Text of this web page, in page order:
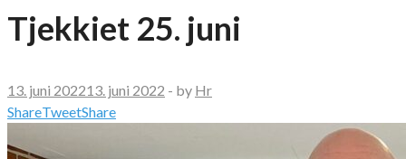
Tjekkiet 25. juni
13. juni 202213. juni 2022 - by Hr
ShareTweetShare